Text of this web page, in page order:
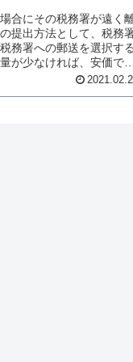
合にその税務署が遠く
提出方法として、税務
務署への郵送を選択する
が少なければ、安価で安